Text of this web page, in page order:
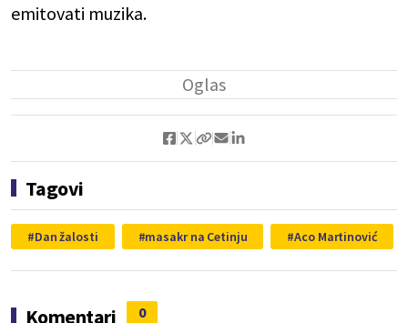
emitovati muzika.
Tagovi
Dan žalosti masakr na Cetinju Aco Martinović
Komentari 0